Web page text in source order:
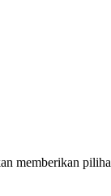
memberikan